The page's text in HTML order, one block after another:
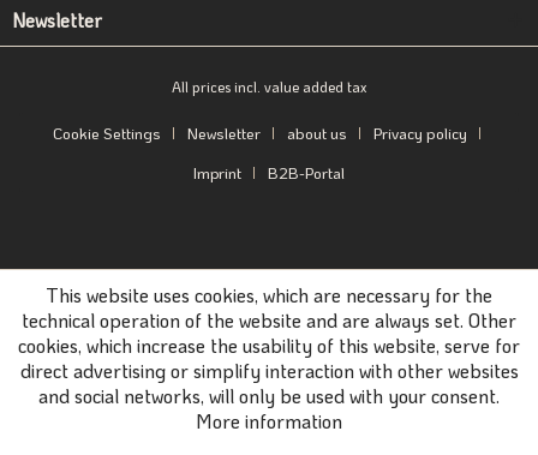
Newsletter
All prices incl. value added tax
Cookie Settings Newsletter about us
Privacy policy
Imprint
B2B-Portal
This website uses cookies, which are necessary for the
technical operation of the website and are always set. Other
cookies, which increase the usability of this website, serve for
direct advertising or simplify interaction with other websites
and social networks, will only be used with your consent.
More information